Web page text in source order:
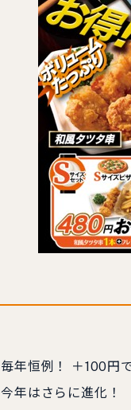
毎年恒例！ ＋100円
今年はさらに進化！